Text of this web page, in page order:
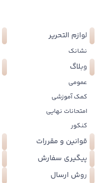
لوازم التحریر
نشانک
وبلاگ
عمومی
کمک آموزشی
امتحانات نهایی
کنکور
قوانین و مقررات
پیگیری سفارش
روش ارسال